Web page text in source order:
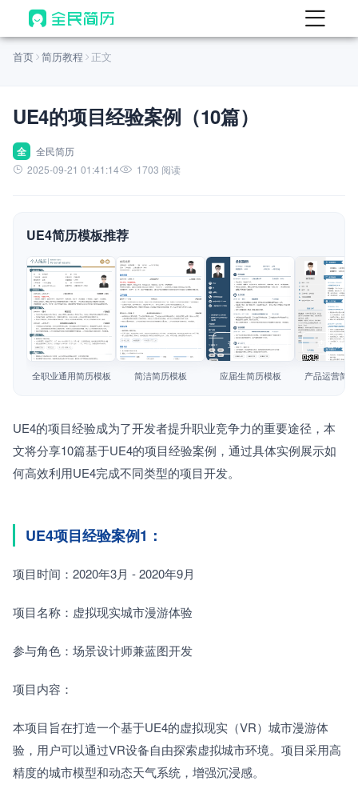
首页
AI 生成简历
AI 优化简历
AI 翻译简历
AI 模拟面试
面试自我介绍
AI 职场工具 New
简历模板
简历教程
首页 简历教程 正文
UE4的项目经验案例（10篇）
全
全民简历
2025-09-21 01:41:14
1703 阅读
UE4简历模板推荐
查看模板
全职业通用简历模板
查看模板
简洁简历模板
查看模板
应届生简历模板
查看模板
产品运营简
UE4的项目经验成为了开发者提升职业竞争力的重要途径，本
文将分享10篇基于UE4的项目经验案例，通过具体实例展示如
何高效利用UE4完成不同类型的项目开发。
UE4项目经验案例1：
项目时间：2020年3月 - 2020年9月
项目名称：虚拟现实城市漫游体验
参与角色：场景设计师兼蓝图开发
项目内容：
本项目旨在打造一个基于UE4的虚拟现实（VR）城市漫游体
验，用户可以通过VR设备自由探索虚拟城市环境。项目采用高
精度的城市模型和动态天气系统，增强沉浸感。